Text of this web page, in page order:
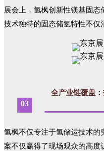
展会上，氢枫创新性镁基固
技术独特的固态储氢特性不仅
03
全产业链覆盖
氢枫不仅专注于氢储运技术的
案不仅赢得了现场观众的高度